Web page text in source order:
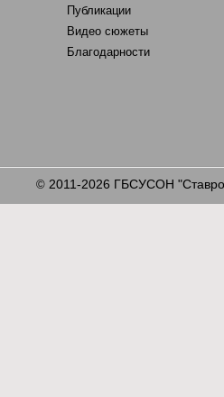
Публикации
Видео сюжеты
Благодарности
©2011-2026 ГБСУСОН